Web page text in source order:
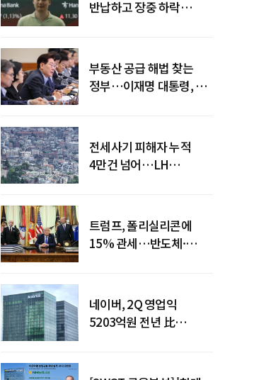
반납하고 장중 하락
부동산 공급 해법 찾는
정부…이재명 대통령, 2차
전세사기 피해자 누적
4만건 넘어…LH
트럼프, 폴리실리콘에
15% 관세…반도체·
네이버, 2Q 영업익
5203억원 전년 比